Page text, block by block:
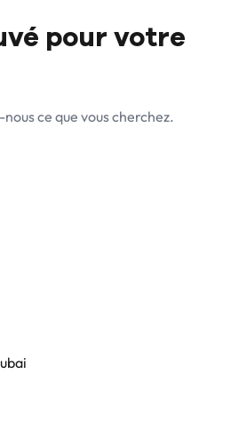
pour votre
ce que vous cherchez.